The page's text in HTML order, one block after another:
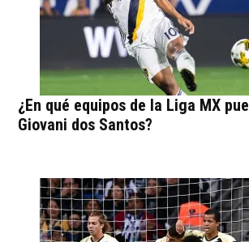
¿En qué equipos de la Liga MX
Giovani dos Santos?